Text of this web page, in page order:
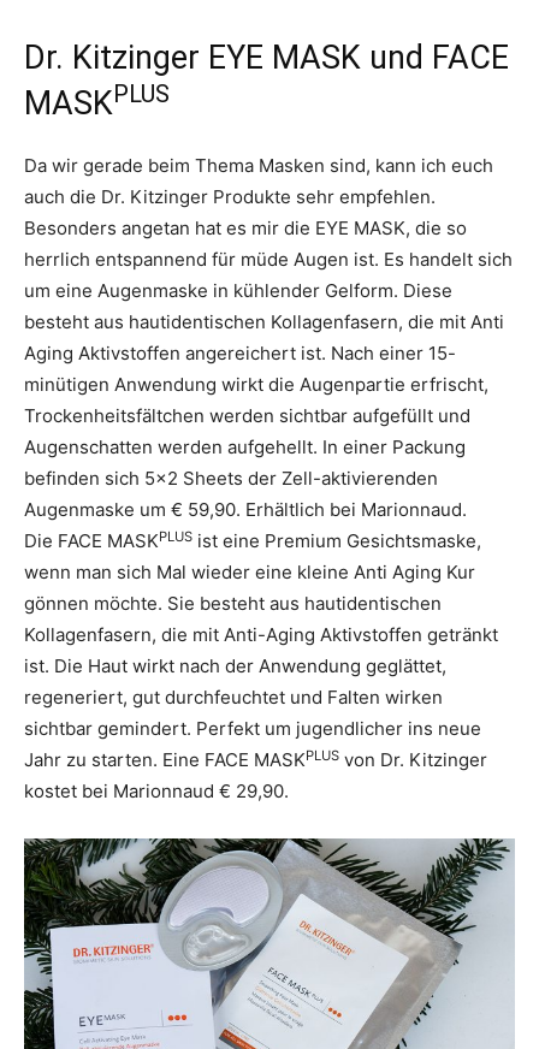
Dr. Kitzinger EYE MASK und FACE
MASKPLUS
Da wir gerade beim Thema Masken sind, kann ich euch
auch die Dr. Kitzinger Produkte sehr empfehlen.
Besonders angetan hat es mir die EYE MASK, die so
herrlich entspannend für müde Augen ist. Es handelt sich
um eine Augenmaske in kühlender Gelform. Diese
besteht aus hautidentischen Kollagenfasern, die mit Anti
Aging Aktivstoffen angereichert ist. Nach einer 15-
minütigen Anwendung wirkt die Augenpartie erfrischt,
Trockenheitsfältchen werden sichtbar aufgefüllt und
Augenschatten werden aufgehellt. In einer Packung
befinden sich 5×2 Sheets der Zell-aktivierenden
Augenmaske um € 59,90. Erhältlich bei Marionnaud.
Die FACE MASKPLUS ist eine Premium Gesichtsmaske,
wenn man sich Mal wieder eine kleine Anti Aging Kur
gönnen möchte. Sie besteht aus hautidentischen
Kollagenfasern, die mit Anti-Aging Aktivstoffen getränkt
ist. Die Haut wirkt nach der Anwendung geglättet,
regeneriert, gut durchfeuchtet und Falten wirken
sichtbar gemindert. Perfekt um jugendlicher ins neue
Jahr zu starten. Eine FACE MASKPLUS von Dr. Kitzinger
kostet bei Marionnaud € 29,90.